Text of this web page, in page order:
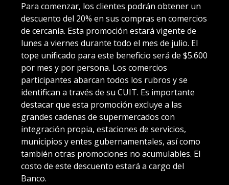
Para comenzar, los clientes podrán obtener un
descuento del 20% en sus compras en comercios
de cercanía. Esta promoción estará vigente de
lunes a viernes durante todo el mes de julio. El
tope unificado para este beneficio será de $5.600
por mes y por persona. Los comercios
participantes abarcan todos los rubros y se
identifican a través de su CUIT. Es importante
destacar que esta promoción excluye a las
grandes cadenas de supermercados con
integración propia, estaciones de servicios,
municipios y entes gubernamentales, así como
también otras promociones no acumulables. El
costo de este descuento estará a cargo del
Banco.